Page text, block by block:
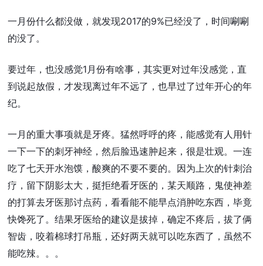
一月份什么都没做，就发现2017的9%已经没了，时间唰唰
的没了。
要过年，也没感觉1月份有啥事，其实更对过年没感觉，直
到说起放假，才发现离过年不远了，也早过了过年开心的年
纪。
一月的重大事项就是牙疼。猛然呼呼的疼，能感觉有人用针
一下一下的刺牙神经，然后脸迅速肿起来，很是壮观。一连
吃了七天开水泡馍，酸爽的不要不要的。因为上次的针刺治
疗，留下阴影太大，挺拒绝看牙医的，某天顺路，鬼使神差
的打算去牙医那讨点药，看看能不能早点消肿吃东西，毕竟
快馋死了。结果牙医给的建议是拔掉，确定不疼后，拔了俩
智齿，咬着棉球打吊瓶，还好两天就可以吃东西了，虽然不
能吃辣。。。